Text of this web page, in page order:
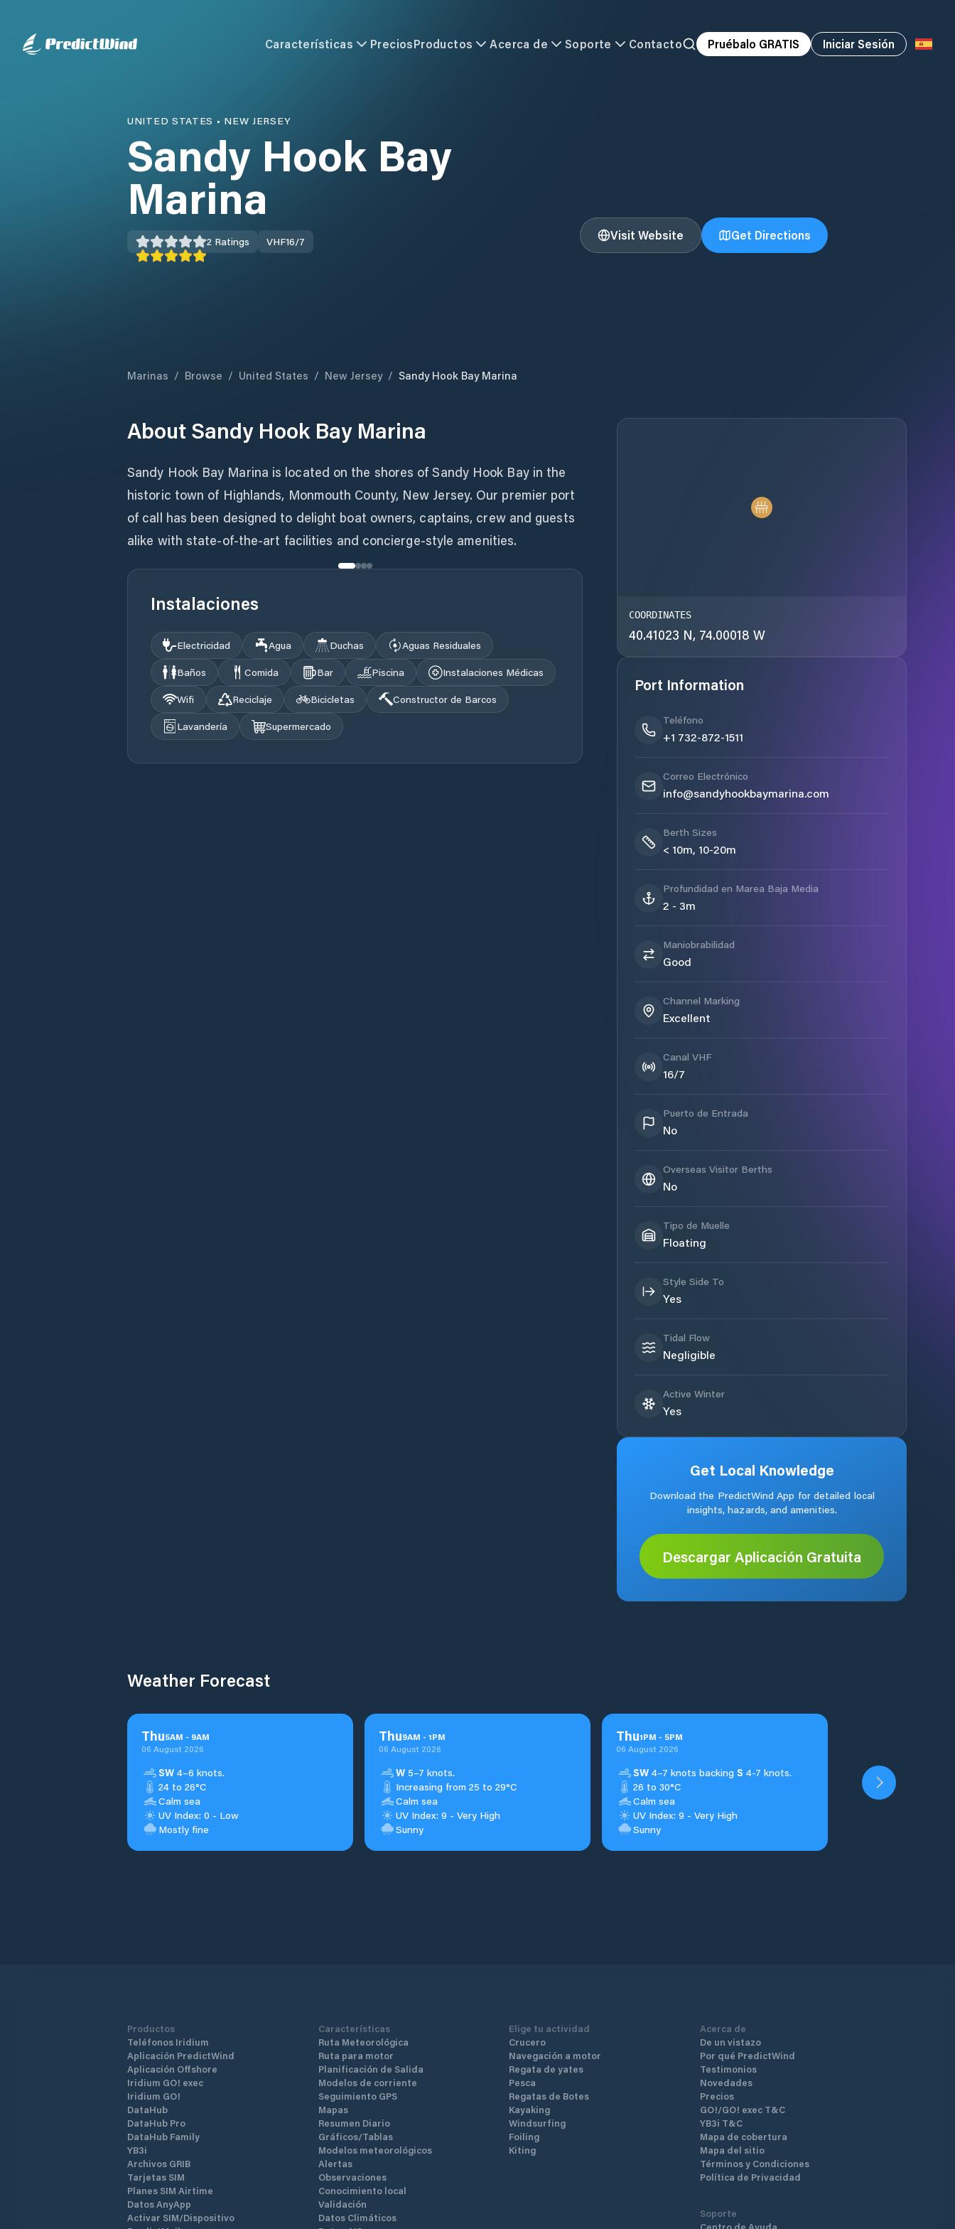
Características PreciosProductos Acerca de Soporte Contacto Pruébalo GRATIS Iniciar Sesión
UNITED STATES • NEW JERSEY
Sandy Hook Bay
Marina
2 Ratings VHF16/7 Visit Website Get Directions
Marinas / Browse / United States / New Jersey / Sandy Hook Bay Marina
About Sandy Hook Bay Marina
Sandy Hook Bay Marina is located on the shores of Sandy Hook Bay in the
historic town of Highlands, Monmouth County, New Jersey. Our premier port
of call has been designed to delight boat owners, captains, crew and guests
alike with state-of-the-art facilities and concierge-style amenities.
Instalaciones
Electricidad Agua Duchas
Aguas Residuales
Baños
Comida Bar Piscina
Instalaciones Médicas
Wifi
Reciclaje Bicicletas
Constructor de Barcos
Lavandería
Supermercado
COORDINATES
40.41023 N, 74.00018 W
Port Information
Teléfono
+1 732-872-1511
Correo Electrónico
info@sandyhookbaymarina.com
Berth Sizes
< 10m, 10-20m
Profundidad en Marea Baja Media
2 - 3m
Maniobrabilidad
Good
Channel Marking
Excellent
Canal VHF
16/7
Puerto de Entrada
No
Overseas Visitor Berths
No
Tipo de Muelle
Floating
Style Side To
Yes
Tidal Flow
Negligible
Active Winter
Yes
Get Local Knowledge
Download the PredictWind App for detailed local
insights, hazards, and amenities.
Descargar Aplicación Gratuita
Weather Forecast
Thu5AM - 9AM
06 August 2026
SW 4–6 knots.
24 to 26°C
Calm sea
UV Index: 0 - Low
Mostly fine
Thu9AM - 1PM
06 August 2026
W 5–7 knots.
Increasing from 25 to 29°C
Calm sea
UV Index: 9 - Very High
Sunny
Thu1PM - 5PM
06 August 2026
SW 4–7 knots backing S 4-7 knots.
26 to 30°C
Calm sea
UV Index: 9 - Very High
Sunny
Productos
Teléfonos Iridium
Aplicación PredictWind
Aplicación Offshore
Iridium GO! exec
Iridium GO!
DataHub
DataHub Pro
DataHub Family
YB3i
Archivos GRIB
Tarjetas SIM
Planes SIM Airtime
Datos AnyApp
Activar SIM/Dispositivo
Características
Ruta Meteorológica
Ruta para motor
Planificación de Salida
Modelos de corriente
Seguimiento GPS
Mapas
Resumen Diario
Gráficos/Tablas
Modelos meteorológicos
Alertas
Observaciones
Conocimiento local
Validación
Datos Climáticos
Elige tu actividad
Crucero
Navegación a motor
Regata de yates
Pesca
Regatas de Botes
Kayaking
Windsurfing
Foiling
Kiting
Acerca de
De un vistazo
Por qué PredictWind
Testimonios
Novedades
Precios
GO!/GO! exec T&C
YB3i T&C
Mapa de cobertura
Mapa del sitio
Términos y Condiciones
Política de Privacidad
Soporte
Centro de Ayuda